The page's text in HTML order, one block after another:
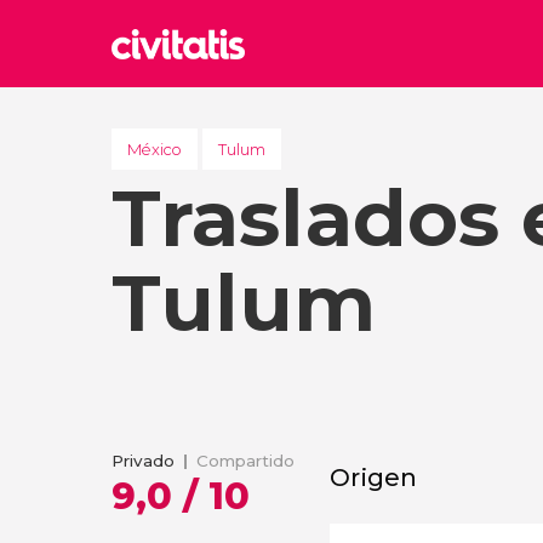
Reino
México Tulum
Traslados
Tulum
Privado Compartido
9,0 / 10 Origen